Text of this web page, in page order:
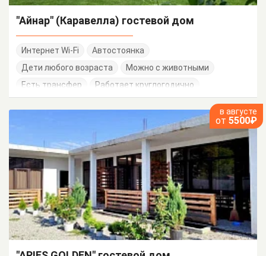
"Айнар" (Каравелла) гостевой дом
Интернет Wi-Fi
Автостоянка
Дети любого возраста
Можно с животными
Есть трансфер
Работает круглогодично
в августе
от 5500₽